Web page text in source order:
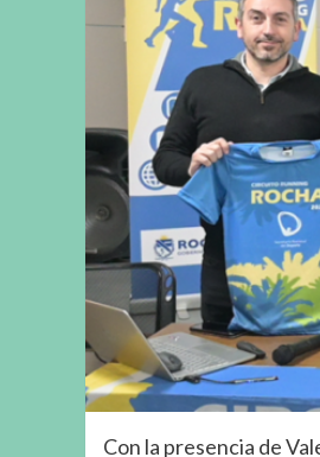
Con la presencia de